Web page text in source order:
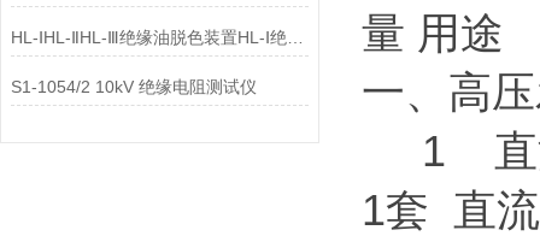
S1-1054/2 10kV 绝缘电阻测试仪
量 用途
一、高
1 直
1套 直